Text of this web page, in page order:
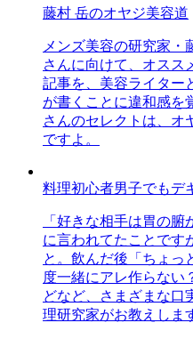
藤村 岳のオヤジ美容道
メンズ美容の研究家・
さんに向けて、オスス
記事を、美容ライター
が書くことに違和感を
さんのセレクトは、オ
ですよ。
料理初心者男子でもデ
「好きな相手は胃の
に言われてたことです
と。飲んだ後「ちょっ
度一緒にアレ作らない
どなど、さまざまな口
理研究家がお教えしま